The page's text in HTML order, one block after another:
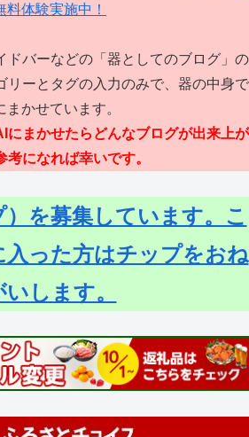
体験実施中！
ドバーなどの「器としてのブログ」の
リーとタグの入力のみで、器の中身で
かせています。
にまかせたらどんなブログが出来上が
になれば幸いです。
を募集しています。こ
った方はチップをおね
いします。